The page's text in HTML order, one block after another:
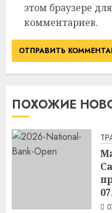
этом браузере
комментариев.
ПОХОЖИЕ